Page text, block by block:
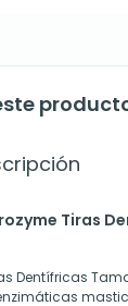
Tiras
Dentífricas